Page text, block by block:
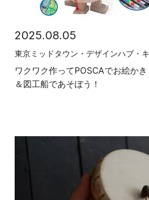
2025.08.05
東京ミッドタウン・デザインハブ・
ワクワク作ってPOSCAでお絵か
＆図工船であそぼう！